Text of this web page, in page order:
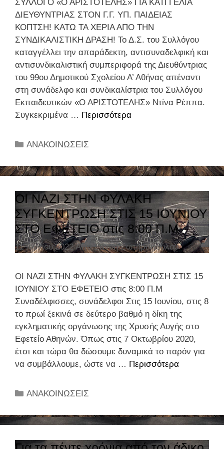
ή
ω
σ
ρ
ο
ο
γ
ί
ο
υ
ι
τ
α
ε
ρ
γ
α
ι
ΣΥΛΛΟΓΟ «Ο ΑΡΙΣΤΟΤΕΛΗΣ» ΓΙΑ ΚΑΤΓΓΕΛΙΑ
ΔΙΕΥΘΥΝΤΡΙΑΣ ΣΤΟΝ Γ.Γ. ΥΠ. ΠΑΙΔΕΙΑΣ
ΚΟΠΤΣΗ! ΚΑΤΩ ΤΑ ΧΕΡΙΑ ΑΠΟ ΤΗΝ
ΣΥΝΔΙΚΑΛΙΣΤΙΚΗ ΔΡΑΣΗ! Το Δ.Σ. του Συλλόγου
καταγγέλλει την απαράδεκτη, αντισυναδελφική και
αντισυνδικαλιστική συμπεριφορά της Διευθύντριας
του 99ου Δημοτικού Σχολείου Α’ Αθήνας απέναντι
στη συνάδελφο και συνδικαλίστρια του Συλλόγου
Εκπαιδευτικών «Ο ΑΡΙΣΤΟΤΕΛΗΣ» Ντίνα Ρέππα.
Συγκεκριμένα … Περισσότερα
Σ
Μ
Α
Σ
Τ
Η
Ρ
Ι
Η
Σ
Σ
Υ
Ν
Α
Δ
Ε
Υ
Π
Κ
τ
γ
ο
ρ
ί
ε
ΑΝΑΚΟΙΝΩΣΕΙΣ
ΟΙ ΝΑΖΙ ΣΤΗΝ ΦΥΛΑΚΗ
ΣΥΓΚΕΝΤΡΩΣΗ ΣΤΙΣ 15 ΙΟΥΝΙΟΥ
ΣΤΟ ΕΦΕΤΕΙΟ στις 8:00 Π.Μ
11 Ιουνίου 2022 ΑπόΞανθή Σωτηροπούλου
ΟΙ ΝΑΖΙ ΣΤΗΝ ΦΥΛΑΚΗ ΣΥΓΚΕΝΤΡΩΣΗ ΣΤΙΣ 15
ΙΟΥΝΙΟΥ ΣΤΟ ΕΦΕΤΕΙΟ στις 8:00 Π.Μ
Συναδέλφισσες, συνάδελφοι Στις 15 Ιουνίου, στις 8
το πρωί ξεκινά σε δεύτερο βαθμό η δίκη της
εγκληματικής οργάνωσης της Χρυσής Αυγής στο
Εφετείο Αθηνών. Όπως στις 7 Οκτωβρίου 2020,
έτσι και τώρα θα δώσουμε δυναμικά το παρόν για
να συμβάλλουμε, ώστε να … Περισσότερα
Ζ
Ι
Σ
Κ
τ
γ
ΑΝΑΚΟΙΝΩΣΕΙΣ